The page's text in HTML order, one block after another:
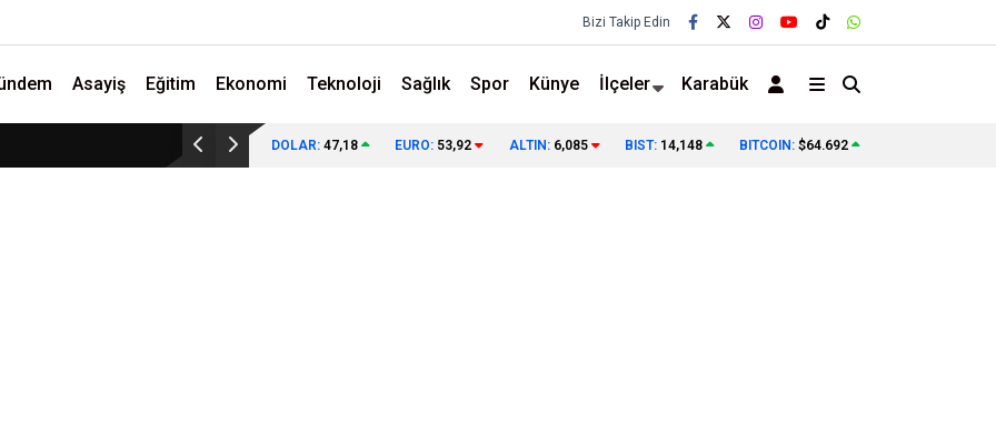
Bizi Takip Edin
Asayiş Eğitim Ekonomi Teknoloji Sağlık Spor Künye İlçeler Karabük
DOLAR: 47,18 EURO: 53,92 ALTIN: 6,085 BIST: 14,148 BITCOIN: $64.692